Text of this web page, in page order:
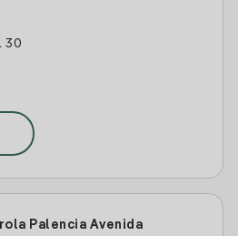
30
Palencia Avenida